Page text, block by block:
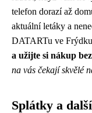
telefon dorazí až
aktuální letáky a
DATARTu ve
a užijte si nákup
na vás čekají skvělé
Splátky a